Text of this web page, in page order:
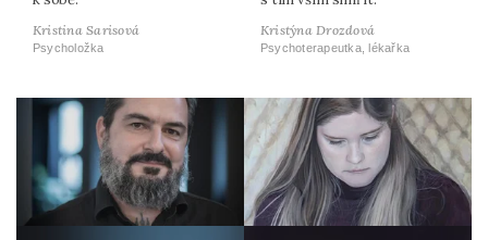
Kristina Sarisová
Psycholožka
Kristýna Drozdová
Psychoterapeutka, lékařka